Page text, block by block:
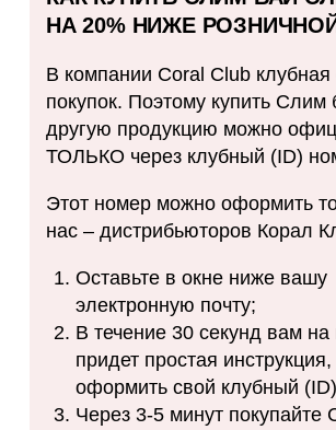
НА 20% НИЖЕ
В компании Coral Club клубная
покупок. Поэтому купить
другую продукцию можно
ТОЛЬКО через клубный (ID)
Этот номер можно оформить
нас – дистрибьюторов Корал
Оставьте в окне ниже вашу
электронную почту;
В течение 30 секунд вам на
придет простая инструкция,
оформить свой клубный
Через 3-5 минут покупайте